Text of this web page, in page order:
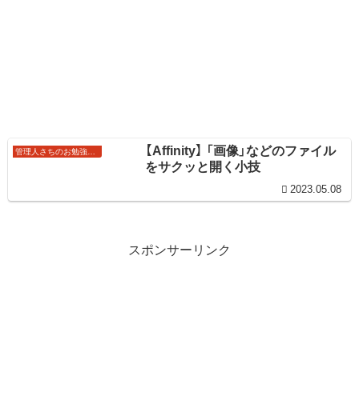
【Affinity】 「画像」などのファイル
をサクッと開く小技
2023.05.08
スポンサーリンク